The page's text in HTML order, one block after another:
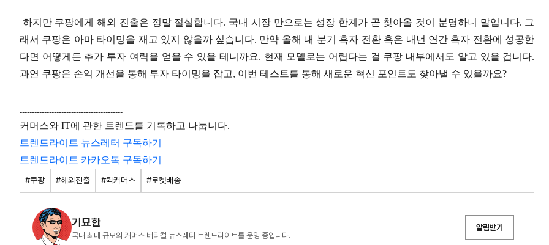
하지만 쿠팡에게 해외 진출은 정말 절실합니다. 국내 시장 만으로는 성장 한계가 곧 찾아올 것이 분명하니 말입니다. 그
래서 쿠팡은 아마 타이밍을 재고 있지 않을까 싶습니다. 만약 올해 내 분기 흑자 전환 혹은 내년 연간 흑자 전환에 성공한
다면 어떻게든 추가 투자 여력을 얻을 수 있을 테니까요. 현재 모델로는 어렵다는 걸 쿠팡 내부에서도 알고 있을 겁니다.
과연 쿠팡은 손익 개선을 통해 투자 타이밍을 잡고, 이번 테스트를 통해 새로운 혁신 포인트도 찾아낼 수 있을까요?
------------------------------------------
커머스와 IT에 관한 트렌드를 기록하고 나눕니다.
트렌드라이트 뉴스레터 구독하기
트렌드라이트 카카오톡 구독하기
#쿠팡 #해외진출 #퀵커머스 #로켓배송
기묘한
국내 최대 규모의 커머스 버티컬 뉴스레터 트렌드라이트를 운영 중입니다.
알림받기